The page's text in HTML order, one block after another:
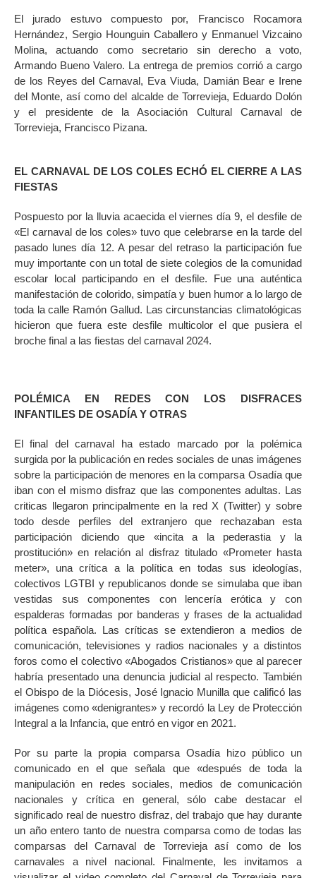
El jurado estuvo compuesto por, Francisco Rocamora
Hernández, Sergio Hounguin Caballero y Enmanuel Vizcaino
Molina, actuando como secretario sin derecho a voto,
Armando Bueno Valero. La entrega de premios corrió a cargo
de los Reyes del Carnaval, Eva Viuda, Damián Bear e Irene
del Monte, así como del alcalde de Torrevieja, Eduardo Dolón
y el presidente de la Asociación Cultural Carnaval de
Torrevieja, Francisco Pizana.
EL CARNAVAL DE LOS COLES ECHÓ EL CIERRE A LAS
FIESTAS
Pospuesto por la lluvia acaecida el viernes día 9, el desfile de
«El carnaval de los coles» tuvo que celebrarse en la tarde del
pasado lunes día 12. A pesar del retraso la participación fue
muy importante con un total de siete colegios de la comunidad
escolar local participando en el desfile. Fue una auténtica
manifestación de colorido, simpatía y buen humor a lo largo de
toda la calle Ramón Gallud. Las circunstancias climatológicas
hicieron que fuera este desfile multicolor el que pusiera el
broche final a las fiestas del carnaval 2024.
POLÉMICA EN REDES CON LOS DISFRACES
INFANTILES DE OSADÍA Y OTRAS
El final del carnaval ha estado marcado por la polémica
surgida por la publicación en redes sociales de unas imágenes
sobre la participación de menores en la comparsa Osadía que
iban con el mismo disfraz que las componentes adultas. Las
criticas llegaron principalmente en la red X (Twitter) y sobre
todo desde perfiles del extranjero que rechazaban esta
participación diciendo que «incita a la pederastia y la
prostitución» en relación al disfraz titulado «Prometer hasta
meter», una crítica a la política en todas sus ideologías,
colectivos LGTBI y republicanos donde se simulaba que iban
vestidas sus componentes con lencería erótica y con
espalderas formadas por banderas y frases de la actualidad
política española. Las críticas se extendieron a medios de
comunicación, televisiones y radios nacionales y a distintos
foros como el colectivo «Abogados Cristianos» que al parecer
habría presentado una denuncia judicial al respecto. También
el Obispo de la Diócesis, José Ignacio Munilla que calificó las
imágenes como «denigrantes» y recordó la Ley de Protección
Integral a la Infancia, que entró en vigor en 2021.
Por su parte la propia comparsa Osadía hizo público un
comunicado en el que señala que «después de toda la
manipulación en redes sociales, medios de comunicación
nacionales y crítica en general, sólo cabe destacar el
significado real de nuestro disfraz, del trabajo que hay durante
un año entero tanto de nuestra comparsa como de todas las
comparsas del Carnaval de Torrevieja así como de los
carnavales a nivel nacional. Finalmente, les invitamos a